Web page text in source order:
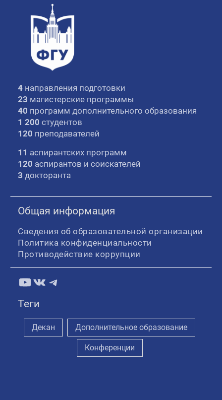
4 направления подготовки
23 магистерские программы
40 программ дополнительного образования
1 200 студентов
120 преподавателей
11 аспирантских программ
120 аспирантов и соискателей
3 докторанта
Общая информация
Сведения об образовательной организации
Политика конфиденциальности
Противодействие коррупции
YouTube
ВКонтакте
Telegram
Теги
Декан Дополнительное образование
Конференции